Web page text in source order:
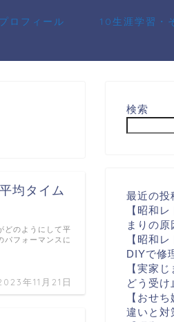
ロフィール 10生涯学習・
均タイム
年11月21日
どのようにして平
パフォーマンスに
検索
最近の投
【昭和
まりの
【昭和
DIYで修
【実家
どう受け
【おせ
違いと対